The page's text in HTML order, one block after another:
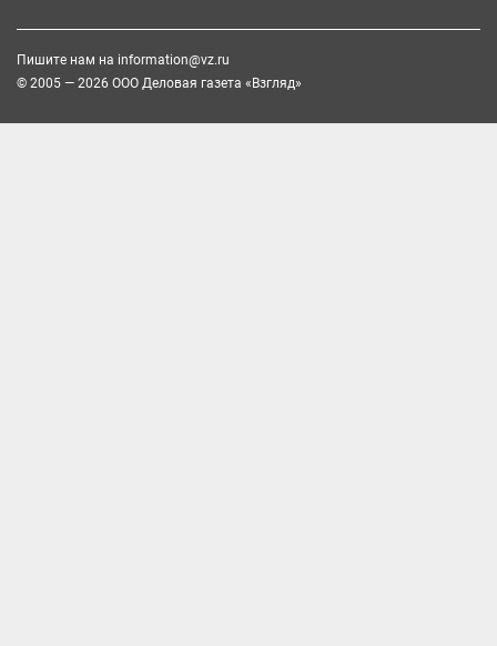
Пишите нам на information@vz.ru
© 2005 — 2026 ООО Деловая газета «Взгляд»